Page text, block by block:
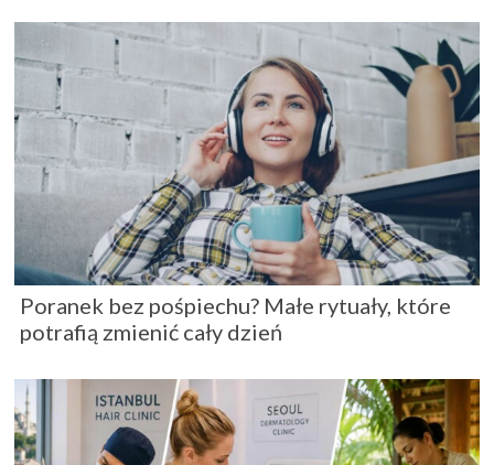
Poranek bez pośpiechu? Małe rytuały, które
potrafią zmienić cały dzień